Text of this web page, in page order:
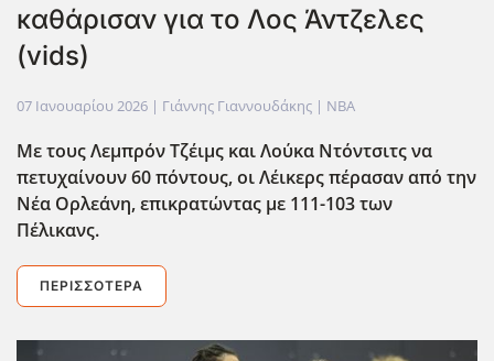
καθάρισαν για το Λος Άντζελες
(vids)
07 Ιανουαρίου 2026 | Γιάννης Γιαννουδάκης | NBA
Με τους Λεμπρόν Τζέιμς και Λούκα Ντόντσιτς να
πετυχαίνουν 60 πόντους, οι Λέικερς πέρασαν από την
Νέα Ορλεάνη, επικρατώντας με 111-103 των
Πέλικανς.
ΠΕΡΙΣΣΌΤΕΡΑ